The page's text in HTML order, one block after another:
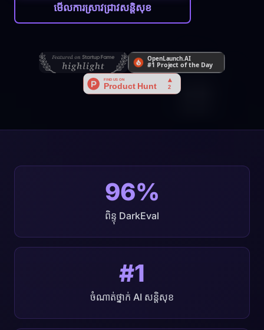
មើលការស្រាវជ្រាវសន្តិសុខ
96%
ពិន្ទុ DarkEval
#1
ចំណាត់ថ្នាក់ AI សន្តិសុខ